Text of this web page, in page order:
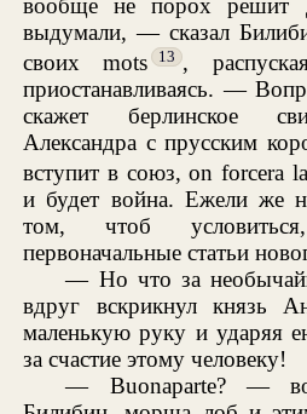
выдумали, — сказал
своих mots
13 ,
приостанавливаясь. —
скажет берлинское
Александра с прусским
вступит в союз, on forcera
и будет война. Ежели же
том, чтоб
первоначальные статьи
— Но что за
вдруг вскрикнул князь
маленькую руку и ударяя
за счастие этому человеку!
— Buonaparte? —